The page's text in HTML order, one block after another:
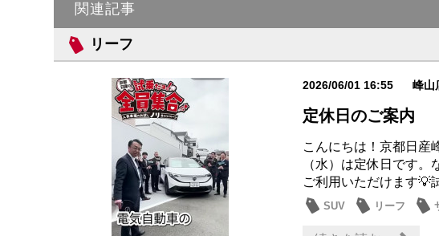
関連記事
リーフ
2026/06/01 16:55 峰山
定休日のご案内
こんにちは！京都日産
（水）は定休日です
ご利用いただけます💡
SUV リーフ